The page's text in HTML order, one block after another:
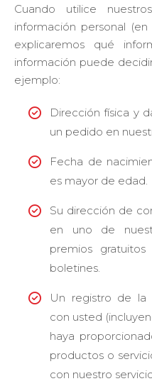
Cuando utilice
información personal
explicaremos qué
información puede
ejemplo:
Dirección física y
un pedido en
Fecha de
es mayor de edad.
Su dirección de
en uno de
premios gratuitos
boletines.
Un registro de la
con usted
haya
productos o
con nuestro
que dispositivo
nos visitas, con
qué navegador,
desde qué
región, tu
actividad, como
también los
búsqueda que
Experiencia
cookies nos
permiten
conocer un
poco mejor
tus intereses.
Gracias a
podemos
optimizar el
sitio web.
Google
Optimize: